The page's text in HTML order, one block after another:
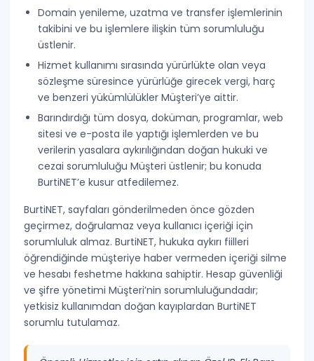
Domain yenileme, uzatma ve transfer işlemlerinin
takibini ve bu işlemlere ilişkin tüm sorumluluğu
üstlenir.
Hizmet kullanımı sırasında yürürlükte olan veya
sözleşme süresince yürürlüğe girecek vergi, harç
ve benzeri yükümlülükler Müşteri’ye aittir.
Barındırdığı tüm dosya, doküman, programlar, web
sitesi ve e-posta ile yaptığı işlemlerden ve bu
verilerin yasalara aykırılığından doğanhukuki ve
cezai sorumluluğu Müşteri üstlenir; bu konuda
BurtiNET’e kusur atfedilemez.
BurtiNET, sayfaları gönderilmeden önce gözden
geçirmez, doğrulamaz veya kullanıcı içeriği için
sorumluluk almaz.BurtiNET, hukuka aykırı fiilleri
öğrendiğinde müşteriye haber vermeden içeriği silme
ve hesabı feshetme hakkına sahiptir. Hesap güvenliği
ve şifre yönetimi Müşteri’nin sorumluluğundadır;
yetkisiz kullanımdan doğan kayıplardan BurtiNET
sorumlu tutulamaz.